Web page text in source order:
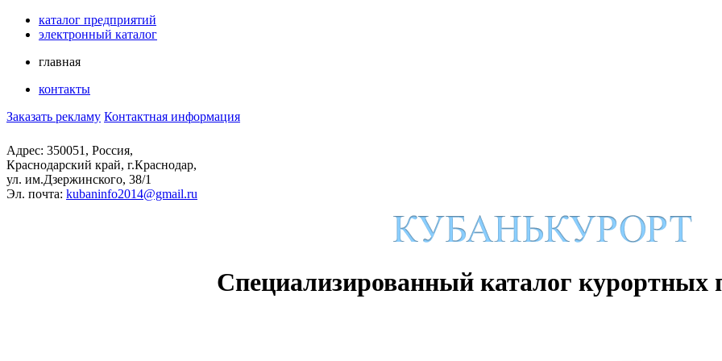
каталог предприятий
электронный каталог
главная
контакты
Заказать рекламу Контактная информация
Адрес: 350051, Россия,
Краснодарский край, г.Краснодар,
ул. им.Дзержинского, 38/1
Эл. почта: kubaninfo2014@gmail.ru
Специализированный каталог курортных